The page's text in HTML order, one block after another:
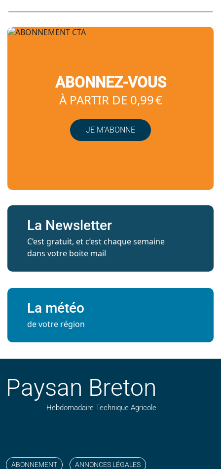
ABONNEZ-VOUS
À PARTIR DE 0,99 €
JE M’ABONNE
La Newsletter
C’est gratuit, et c’est chaque semaine
dans votre boite mail
La météo
de votre région
Paysan Breton
Hebdomadaire Technique Agricole
ABONNEMENT ANNONCES LÉGALES